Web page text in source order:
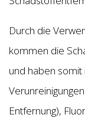
Durch die
kommen die
und haben
Entfernung),